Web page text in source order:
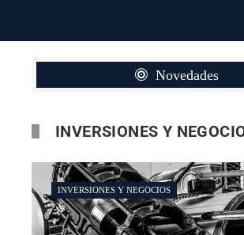
Novedades
INVERSIONES Y
INVERSIONES Y NEGOCIOS